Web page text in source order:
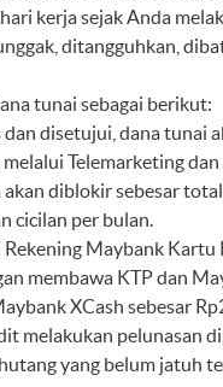
kerja sejak Anda
ditangguhkan,
tunai sebagai berikut:
dan disetujui, dana
Telemarketing
diblokir sebesar
cicilan per bulan.
Maybank
membawa KTP dan
XCash sebesar
melakukan pelunasan
yang belum jatuh